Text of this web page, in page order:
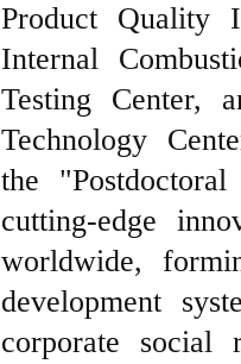
Product Quality
Internal
Testing Center,
Technology
the
cutting-edge
worldwide,
development
corporate social